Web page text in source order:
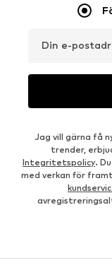
Din e-
Jag vill gärna få
trender,
Integritetspolicy.
med verkan för